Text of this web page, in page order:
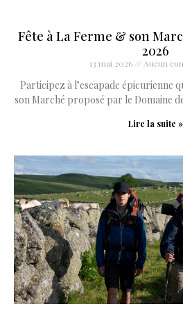
Fête à La Ferme & son
2026
13 mai 2026 Aucun
Participez à l’escapade épicurienne
son Marché proposé par le Domaine
Lire la suite »